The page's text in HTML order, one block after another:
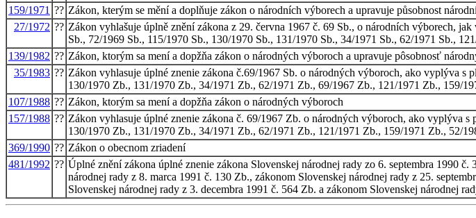
159/1971 ?? Zákon, kterým se mění a doplňuje zákon o národních výborech a upravuje působnost
27/1972 ?? Zákon vyhlašuje úplně znění zákona z 29. června 1967 č. 69 Sb., o národních výborech,
Sb., 72/1969 Sb., 115/1970 Sb., 130/1970 Sb., 131/1970 Sb., 34/1971 Sb., 62/1971 Sb.,
139/1982 ?? Zákon, ktorým sa mení a dopžňa zákon o národných výboroch a upravuje pôsobnosť
35/1983 ?? Zákon vyhlasuje úplné znenie zákona č.69/1967 Sb. o národných výboroch, ako vyplýva
130/1970 Zb., 131/1970 Zb., 34/1971 Zb., 62/1971 Zb., 69/1967 Zb., 121/1971 Zb., 159/
107/1988 ?? Zákon, ktorým sa mení a dopžňa zákon o národných výboroch
157/1988 ?? Zákon vyhlasuje úplné znenie zákona č. 69/1967 Zb. o národných výboroch, ako vyplýva
130/1970 Zb., 131/1970 Zb., 34/1971 Zb., 62/1971 Zb., 121/1971 Zb., 159/1971 Zb., 52/
369/1990 ?? Zákon o obecnom zriadení
481/1992 ?? Úplné znění zákona úplné znenie zákona Slovenskej národnej rady zo 6. septembra 1990
národnej rady z 8. marca 1991 č. 130 Zb., zákonom Slovenskej národnej rady z 25.
Slovenskej národnej rady z 3. decembra 1991 č. 564 Zb. a zákonom Slovenskej národnej